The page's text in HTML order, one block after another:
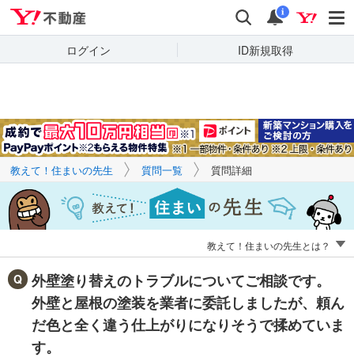
検索 通知
i
ログイン ID新規取得
キーワードで
質問を探す
教えて！住まいの先生 質問一覧 質問詳細
教えて！住まいの先生とは？
外壁塗り替えのトラブルについてご相談です。
外壁と屋根の塗装を業者に委託しましたが、頼ん
だ色と全く違う仕上がりになりそうで揉めていま
す。